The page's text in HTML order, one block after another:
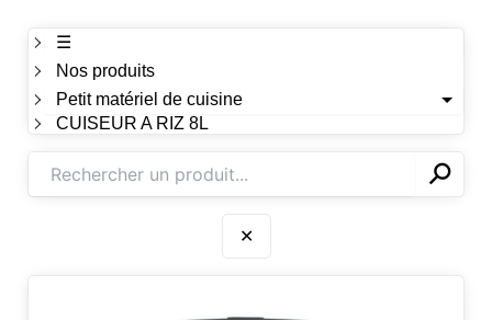
☰
Nos produits
Petit matériel de cuisine
CUISEUR A RIZ 8L
✕⚲
✕